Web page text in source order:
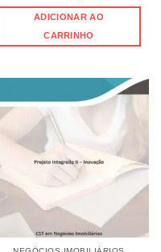
ADICIONAR AO
CARRINHO